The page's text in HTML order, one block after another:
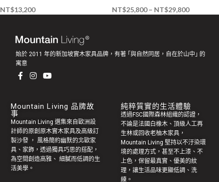
NT$13,200 NT$25,800 – NT$29,800
始於 2011 年的新加坡實木家具品牌，有著 ｢與自然同居，自在於山中｣ 的
寓意
Mountain Living 品牌故
事
Mountain Living 選集來自歐洲設
計師的原創 原木實木家具及高級訂
製沙發 ， 風格簡約幽默的北歐家
具 、家飾，透過獨具巧思的搭配，
為空間創造高雅、 細膩而低調的生
活美學。
純粹質實的生活體驗
透過FSC國際森林組織的認證，
不論是法國白橡木、頂級人工再
生林或回收老柚木家具 ，
Mountain Living 堅持以不汙染環
境的處理方式，甚至不上漆、不
上色，保留最真實、優美的紋
理，讓生活品味更顯低調、洗
練。